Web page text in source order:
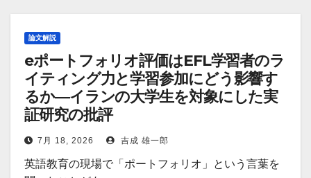
論文解説
eポートフォリオ評価はEFL学習者のラ
イティング力と学習参加にどう影響す
るか―イランの大学生を対象にした実
証研究の批評
7月 18, 2026 吉成 雄一郎
英語教育の現場で「ポートフォリオ」という言葉を